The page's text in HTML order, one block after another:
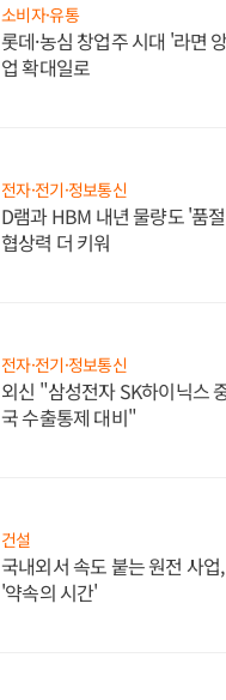
소비자·유통
롯데·농심 창업주 시대 '라면
업 확대일로
전자·전기·정보통신
D램과 HBM 내년 물량도 '품
협상력 더 키워
전자·전기·정보통신
외신 "삼성전자 SK하이닉스
국 수출통제 대비"
건설
국내외서 속도 붙는 원전 사
'약속의 시간'